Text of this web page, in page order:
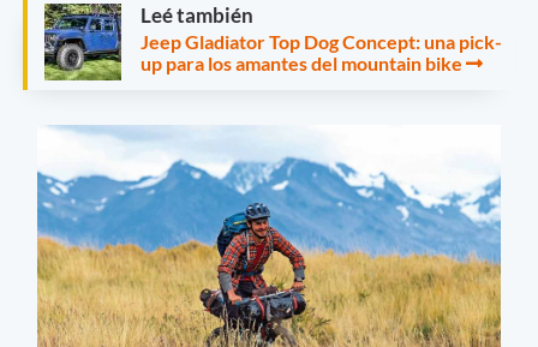
Leé también
Jeep Gladiator Top Dog Concept: una pick-
up para los amantes del mountain bike